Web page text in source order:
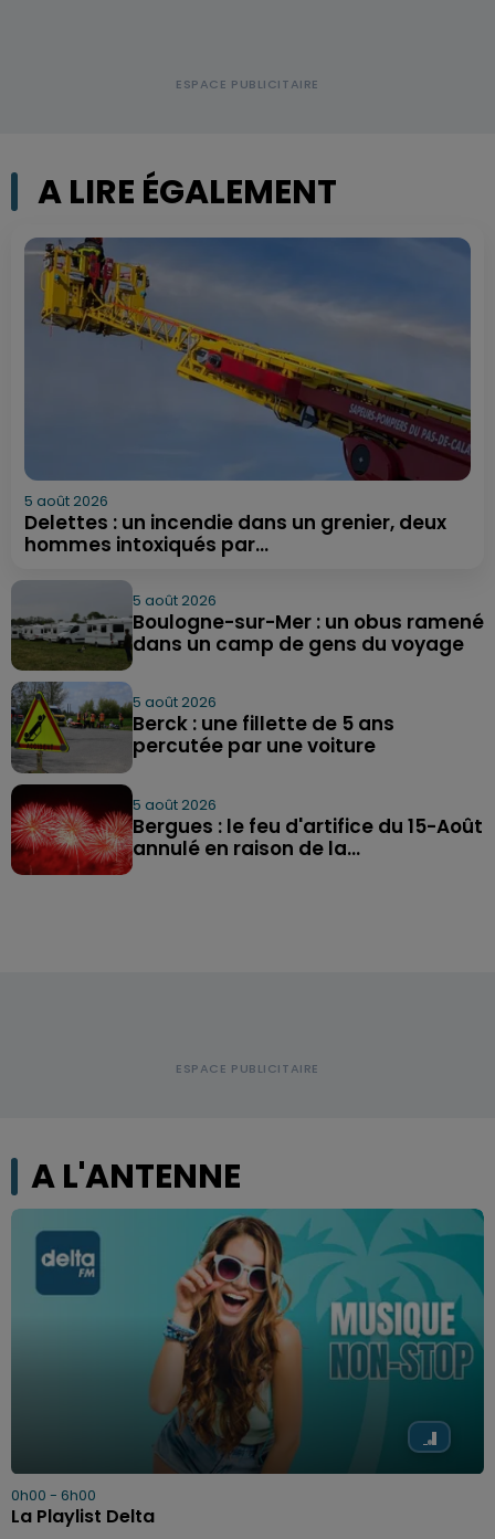
A LIRE ÉGALEMENT
5 août 2026
Delettes : un incendie dans un grenier, deux
hommes intoxiqués par...
5 août 2026
Boulogne-sur-Mer : un obus ramené
dans un camp de gens du voyage
5 août 2026
Berck : une fillette de 5 ans
percutée par une voiture
5 août 2026
Bergues : le feu d'artifice du 15-Août
annulé en raison de la...
A L'ANTENNE
0h00 - 6h00
La Playlist Delta